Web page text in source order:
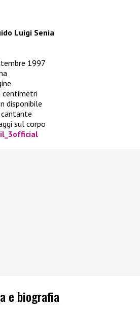
Luigi Senia
1997
centimetri
disponibile
sul corpo
e biografia